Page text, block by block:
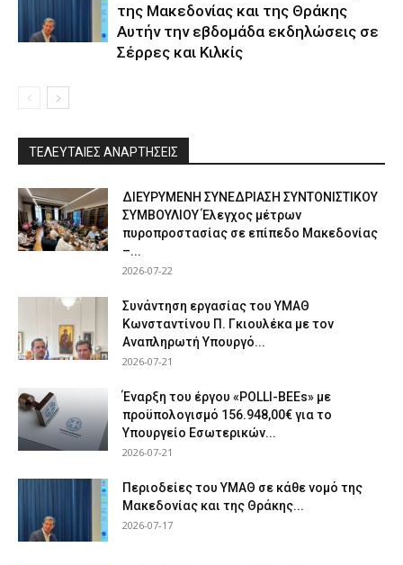
της Μακεδονίας και της Θράκης
Αυτήν την εβδομάδα εκδηλώσεις σε
Σέρρες και Κιλκίς
ΤΕΛΕΥΤΑΙΕΣ ΑΝΑΡΤΗΣΕΙΣ
ΔΙΕΥΡΥΜΕΝΗ ΣΥΝΕΔΡΙΑΣΗ ΣΥΝΤΟΝΙΣΤΙΚΟΥ
ΣΥΜΒΟΥΛΙΟΥ Έλεγχος μέτρων
πυροπροστασίας σε επίπεδο Μακεδονίας
–...
2026-07-22
Συνάντηση εργασίας του ΥΜΑΘ
Κωνσταντίνου Π. Γκιουλέκα με τον
Αναπληρωτή Υπουργό...
2026-07-21
Έναρξη του έργου «POLLI-BEEs» με
προϋπολογισμό 156.948,00€ για το
Υπουργείο Εσωτερικών...
2026-07-21
Περιοδείες του ΥΜΑΘ σε κάθε νομό της
Μακεδονίας και της Θράκης...
2026-07-17